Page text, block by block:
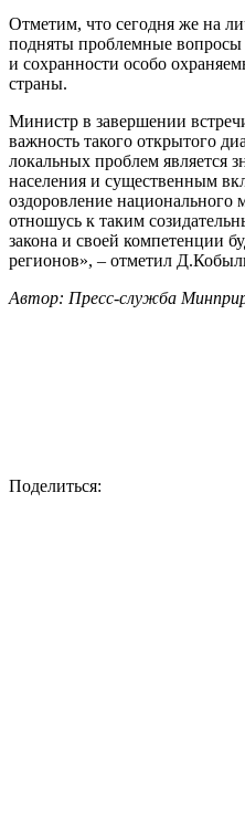
Отметим, что сегодня же на
подняты проблемные
и сохранности особо
страны.
Министр в завершении
важность такого открытого
локальных проблем является
населения и существенным
оздоровление национального
отношусь к таким
закона и своей компетенции
регионов», – отметил
Автор: Пресс-служба
Поделиться: